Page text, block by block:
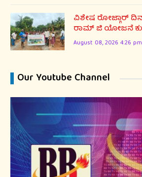
ವಿಶೇಷ ರೋಜ್ಗಾರ್
ರಾಮ್ ಜಿ ಯೋಜನೆ
August 08, 2026 4:26 pm
Our Youtube Channel